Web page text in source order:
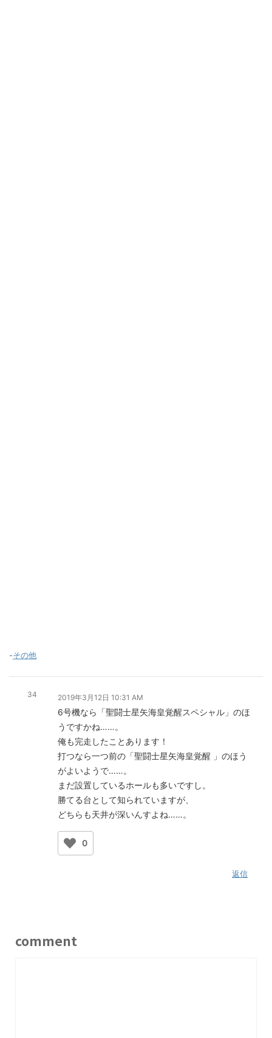
-その他
34 2019年3月12日 10:31 AM
6号機なら「聖闘士星矢海皇覚醒スペシャル」のほ
うですかね……。
俺も完走したことあります！
打つなら一つ前の「聖闘士星矢海皇覚醒 」のほう
がよいようで……。
まだ設置しているホールも多いですし。
勝てる台として知られていますが、
どちらも天井が深いんすよね……。
0
返信
comment